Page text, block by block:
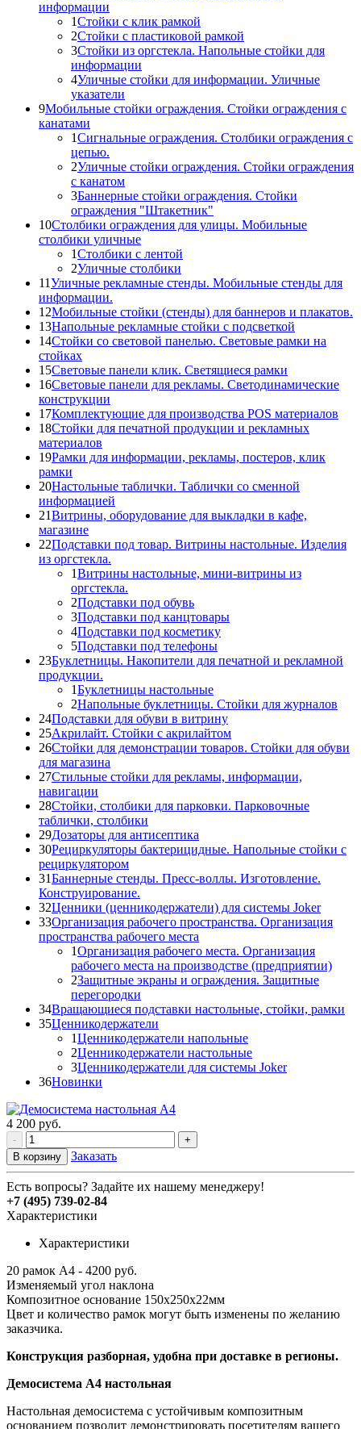
информации
1Стойки с клик рамкой
2Стойки с пластиковой рамкой
3Стойки из оргстекла. Напольные стойки для
информации
4Уличные стойки для информации. Уличные
указатели
9Мобильные стойки ограждения. Стойки ограждения с
канатами
1Сигнальные ограждения. Столбики ограждения с
цепью.
2Уличные стойки ограждения. Стойки ограждения
с канатом
3Баннерные стойки ограждения. Стойки
ограждения "Штакетник"
10Столбики ограждения для улицы. Мобильные
столбики уличные
1Столбики с лентой
2Уличные столбики
11Уличные рекламные стенды. Мобильные стенды для
информации.
12Мобильные стойки (стенды) для баннеров и плакатов.
13Напольные рекламные стойки с подсветкой
14Стойки со световой панелью. Световые рамки на
стойках
15Световые панели клик. Светящиеся рамки
16Световые панели для рекламы. Светодинамические
конструкции
17Комплектующие для производства POS материалов
18Стойки для печатной продукции и рекламных
материалов
19Рамки для информации, рекламы, постеров, клик
рамки
20Настольные таблички. Таблички со сменной
информацией
21Витрины, оборудование для выкладки в кафе,
магазине
22Подставки под товар. Витрины настольные. Изделия
из оргстекла.
1Витрины настольные, мини-витрины из
оргстекла.
2Подставки под обувь
3Подставки под канцтовары
4Подставки под косметику
5Подставки под телефоны
23Буклетницы. Накопители для печатной и рекламной
продукции.
1Буклетницы настольные
2Напольные буклетницы. Стойки для журналов
24Подставки для обуви в витрину
25Акрилайт. Стойки с акрилайтом
26Стойки для демонстрации товаров. Стойки для обуви
для магазина
27Стильные стойки для рекламы, информации,
навигации
28Стойки, столбики для парковки. Парковочные
таблички, столбики
29Дозаторы для антисептика
30Рециркуляторы бактерицидные. Напольные стойки с
рециркулятором
31Баннерные стенды. Пресс-воллы. Изготовление.
Конструирование.
32Ценники (ценникодержатели) для системы Joker
33Организация рабочего пространства. Организация
пространства рабочего места
1Организация рабочего места. Организация
рабочего места на производстве (предприятии)
2Защитные экраны и ограждения. Защитные
перегородки
34Вращающиеся подставки настольные, стойки, рамки
35Ценникодержатели
1Ценникодержатели напольные
2Ценникодержатели настольные
3Ценникодержатели для системы Joker
36Новинки
4 200 руб.
-
+
В корзину
Заказать
Есть вопросы? Задайте их нашему менеджеру!
+7 (495) 739-02-84
Характеристики
Характеристики
20 рамок А4 - 4200 руб.
Изменяемый угол наклона
Композитное основание 150х250х22мм
Цвет и количество рамок могут быть изменены по желанию
заказчика.
Конструкция разборная, удобна при доставке в регионы.
Демосистема А4 настольная
Настольная демосистема с устойчивым композитным
основанием позволит демонстрировать посетителям вашего